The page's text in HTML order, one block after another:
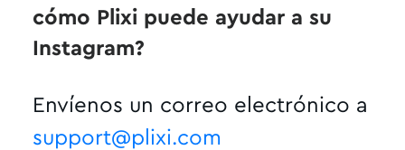
cómo Plixi puede ayudar a su
Instagram?
Envíenos un correo electrónico a
support@plixi.com